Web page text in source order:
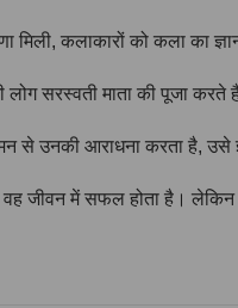
कलाकारों को कला का
सरस्वती माता की पूजा करते
से उनकी आराधना करता है, उसे
वह जीवन में सफल होता है।